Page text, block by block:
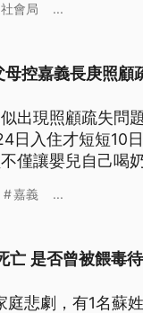
社會局 ...
控嘉義長庚照顧
出現照顧疏失問
日入住才短短10
僅讓嬰兒自己喝
溝通。
嘉義 ...
亡 是否曾被餵毒
庭悲劇，有1名蘇